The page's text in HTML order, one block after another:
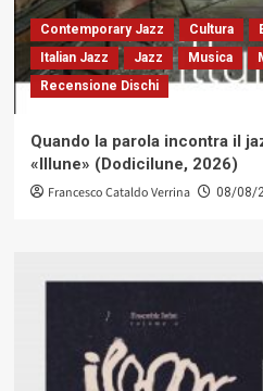
Contemporary Jazz Cultura
Italian Jazz
Jazz Musica
Recensione Dischi
Quando la parola incontra il
«Illune» (Dodicilune, 2026)
Francesco Cataldo Verrina 08/08/